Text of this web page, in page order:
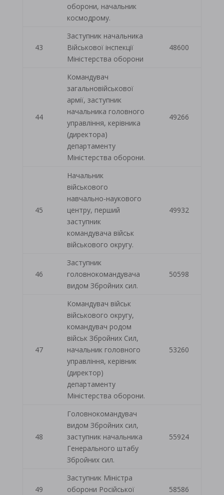
оборони, начальник
космодрому.
43
Заступник начальника
Військової інспекції
Міністерства оборони
48600
44
Командувач
загальновійськової
армії, заступник
начальника головного
управління, керівника
(директора)
департаменту
Міністерства оборони.
49266
45
Начальник
військового
навчально-наукового
центру, перший
заступник
командувача військ
військового округу.
49932
46
Заступник
головнокомандувача
видом Збройних сил.
50598
47
Командувач військ
військового округу,
командувач родом
військ Збройних Сил,
начальник головного
управління, керівник
(директор)
департаменту
Міністерства оборони.
53260
48
Головнокомандувач
видом Збройних сил,
заступник начальника
Генерального штабу
Збройних сил.
55924
49
Заступник Міністра
оборони Російської
58586